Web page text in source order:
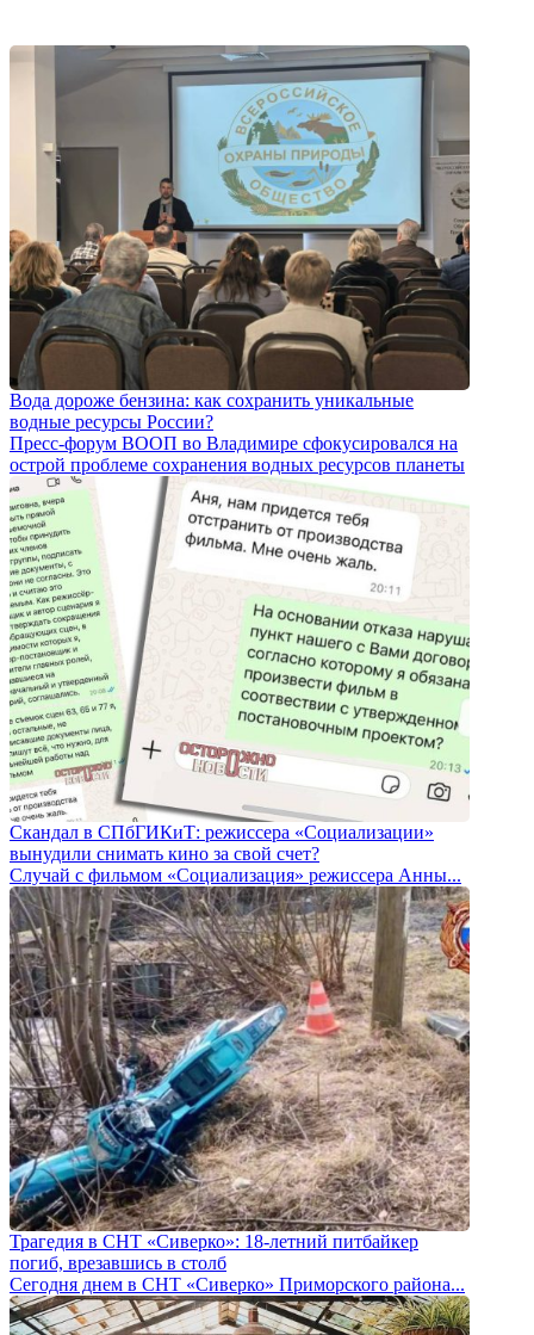
Вода дороже бензина: как сохранить уникальные
водные ресурсы России?
Пресс-форум ВООП во Владимире сфокусировался на
острой проблеме сохранения водных ресурсов планеты
Скандал в СПбГИКиТ: режиссера «Социализации»
вынудили снимать кино за свой счет?
Случай с фильмом «Социализация» режиссера Анны...
Трагедия в СНТ «Сиверко»: 18-летний питбайкер
погиб, врезавшись в столб
Сегодня днем в СНТ «Сиверко» Приморского района...